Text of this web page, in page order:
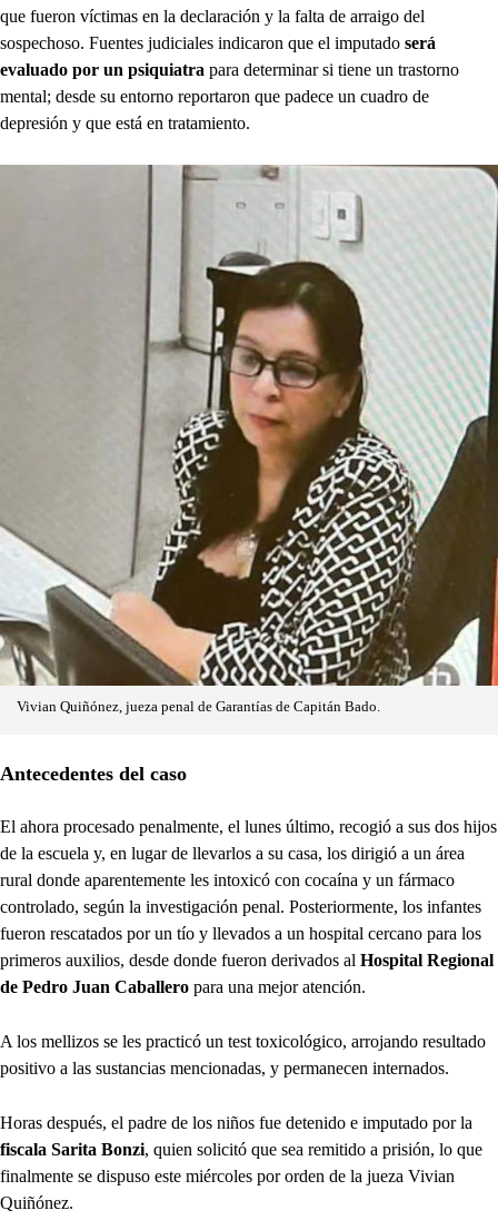
que fueron víctimas en la declaración y la falta de arraigo del
sospechoso. Fuentes judiciales indicaron que el imputado será
evaluado por un psiquiatra para determinar si tiene un trastorno
mental; desde su entorno reportaron que padece un cuadro de
depresión y que está en tratamiento.
Vivian Quiñónez, jueza penal de Garantías de Capitán Bado.
Antecedentes del caso
El ahora procesado penalmente, el lunes último, recogió a sus dos hijos
de la escuela y, en lugar de llevarlos a su casa, los dirigió a un área
rural donde aparentemente les intoxicó con cocaína y un fármaco
controlado, según la investigación penal. Posteriormente, los infantes
fueron rescatados por un tío y llevados a un hospital cercano para los
primeros auxilios, desde donde fueron derivados al Hospital Regional
de Pedro Juan Caballero para una mejor atención.
A los mellizos se les practicó un test toxicológico, arrojando resultado
positivo a las sustancias mencionadas, y permanecen internados.
Horas después, el padre de los niños fue detenido e imputado por la
fiscala Sarita Bonzi, quien solicitó que sea remitido a prisión, lo que
finalmente se dispuso este miércoles por orden de la jueza Vivian
Quiñónez.